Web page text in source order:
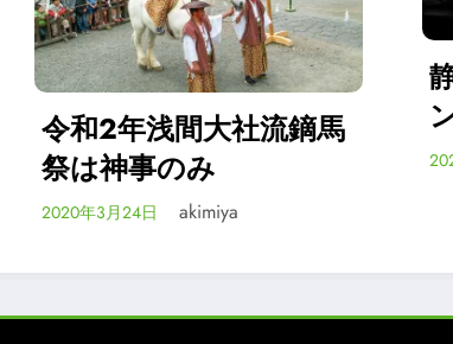
静岡県富士山世界遺産セ
ンター
2020年2月4日 akimiya